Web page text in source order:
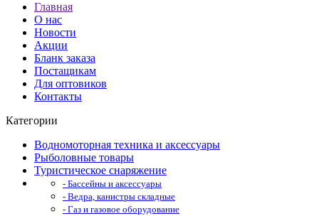
Главная
О нас
Новости
Акции
Бланк заказа
Постащикам
Для оптовиков
Контакты
Категории
Водномоторная техника и аксессуары
Рыболовные товары
Туристическое снаряжение
- Бассейны и аксессуары
- Ведра, канистры складные
- Газ и газовое оборудование